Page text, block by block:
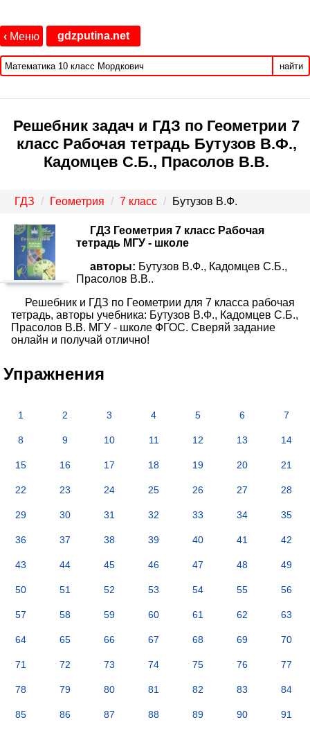
‹ Меню gdzputina.net
найти
Решебник задач и ГДЗ по Геометрии 7
класс Рабочая тетрадь Бутузов В.Ф.,
Кадомцев С.Б., Прасолов В.В.
ГДЗ Геометрия 7 класс Бутузов В.Ф.
ГДЗ Геометрия 7 класс Рабочая
тетрадь МГУ - школе
авторы: Бутузов В.Ф., Кадомцев С.Б.,
Прасолов В.В..
Решебник и ГДЗ по Геометрии для 7 класса рабочая
тетрадь, авторы учебника: Бутузов В.Ф., Кадомцев С.Б.,
Прасолов В.В. МГУ - школе ФГОС. Сверяй задание
онлайн и получай отлично!
Упражнения
1 2 3 4 5 6 7
8 9 10 11 12 13 14
15 16 17 18 19 20 21
22 23 24 25 26 27 28
29 30 31 32 33 34 35
36 37 38 39 40 41 42
43 44 45 46 47 48 49
50 51 52 53 54 55 56
57 58 59 60 61 62 63
64 65 66 67 68 69 70
71 72 73 74 75 76 77
78 79 80 81 82 83 84
85 86 87 88 89 90 91